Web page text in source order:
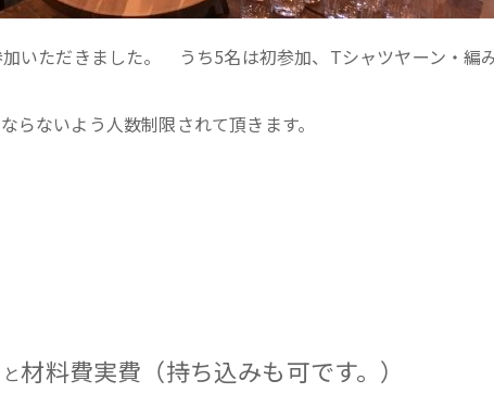
いただきました。 うち5名は初参加、Tシャツヤーン・編
ないよう人数制限されて頂きます。
と材料費実費（持ち込みも可です。）